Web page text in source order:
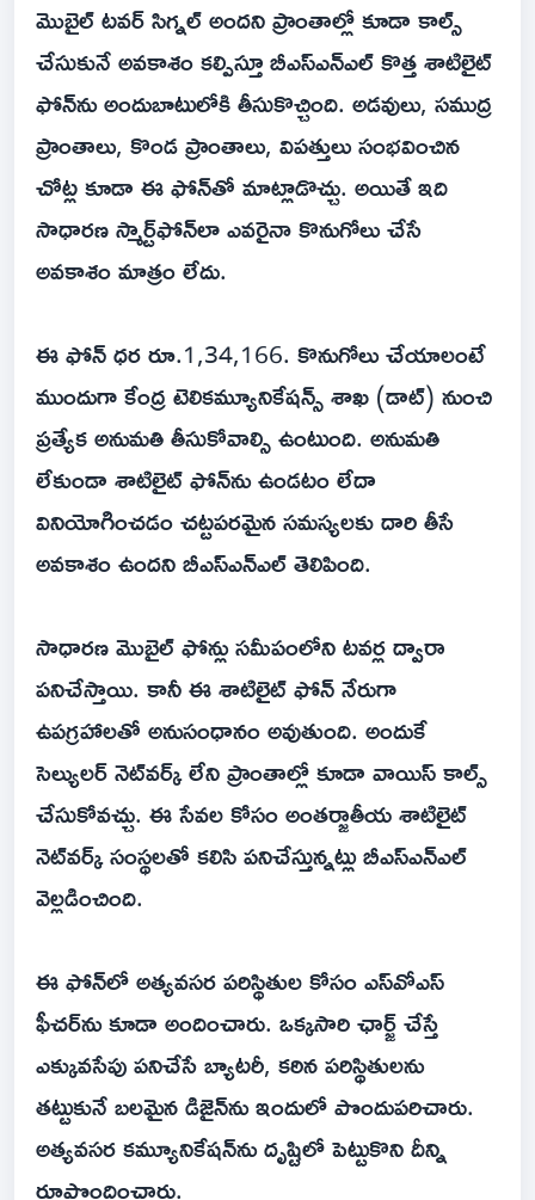
మొబైల్‌ టవర్‌ సిగ్నల్‌ అందని ప్రాంతాల్లో కూడా కాల్స్‌
చేసుకునే అవకాశం కల్పిస్తూ బీఎస్‌ఎన్‌ఎల్‌ కొత్త శాటిలైట్‌
ఫోన్‌ను అందుబాటులోకి తీసుకొచ్చింది. అడవులు, సముద్ర
ప్రాంతాలు, కొండ ప్రాంతాలు, విపత్తులు సంభవించిన
చోట్ల కూడా ఈ ఫోన్‌తో మాట్లాడొచ్చు. అయితే ఇది
సాధారణ స్మార్ట్‌ఫోన్‌లా ఎవరైనా కొనుగోలు చేసే
అవకాశం మాత్రం లేదు.
ఈ ఫోన్‌ ధర రూ.1,34,166. కొనుగోలు చేయాలంటే
ముందుగా కేంద్ర టెలికమ్యూనికేషన్స్‌ శాఖ (డాట్‌) నుంచి
ప్రత్యేక అనుమతి తీసుకోవాల్సి ఉంటుంది. అనుమతి
లేకుండా శాటిలైట్‌ ఫోన్‌ను ఉండటం లేదా
వినియోగించడం చట్టపరమైన సమస్యలకు దారి తీసే
అవకాశం ఉందని బీఎస్‌ఎన్‌ఎల్‌ తెలిపింది.
సాధారణ మొబైల్‌ ఫోన్లు సమీపంలోని టవర్ల ద్వారా
పనిచేస్తాయి. కానీ ఈ శాటిలైట్‌ ఫోన్‌ నేరుగా
ఉపగ్రహాలతో అనుసంధానం అవుతుంది. అందుకే
సెల్యులర్‌ నెట్‌వర్క్‌ లేని ప్రాంతాల్లో కూడా వాయిస్‌ కాల్స్‌
చేసుకోవచ్చు. ఈ సేవల కోసం అంతర్జాతీయ శాటిలైట్‌
నెట్‌వర్క్‌ సంస్థలతో కలిసి పనిచేస్తున్నట్లు బీఎస్‌ఎన్‌ఎల్‌
వెల్లడించింది.
ఈ ఫోన్‌లో అత్యవసర పరిస్థితుల కోసం ఎస్‌వోఎస్‌
ఫీచర్‌ను కూడా అందించారు. ఒక్కసారి ఛార్జ్‌ చేస్తే
ఎక్కువసేపు పనిచేసే బ్యాటరీ, కఠిన పరిస్థితులను
తట్టుకునే బలమైన డిజైన్‌ను ఇందులో పొందుపరిచారు.
అత్యవసర కమ్యూనికేషన్‌ను దృష్టిలో పెట్టుకొని దీన్ని
రూపొందించారు.